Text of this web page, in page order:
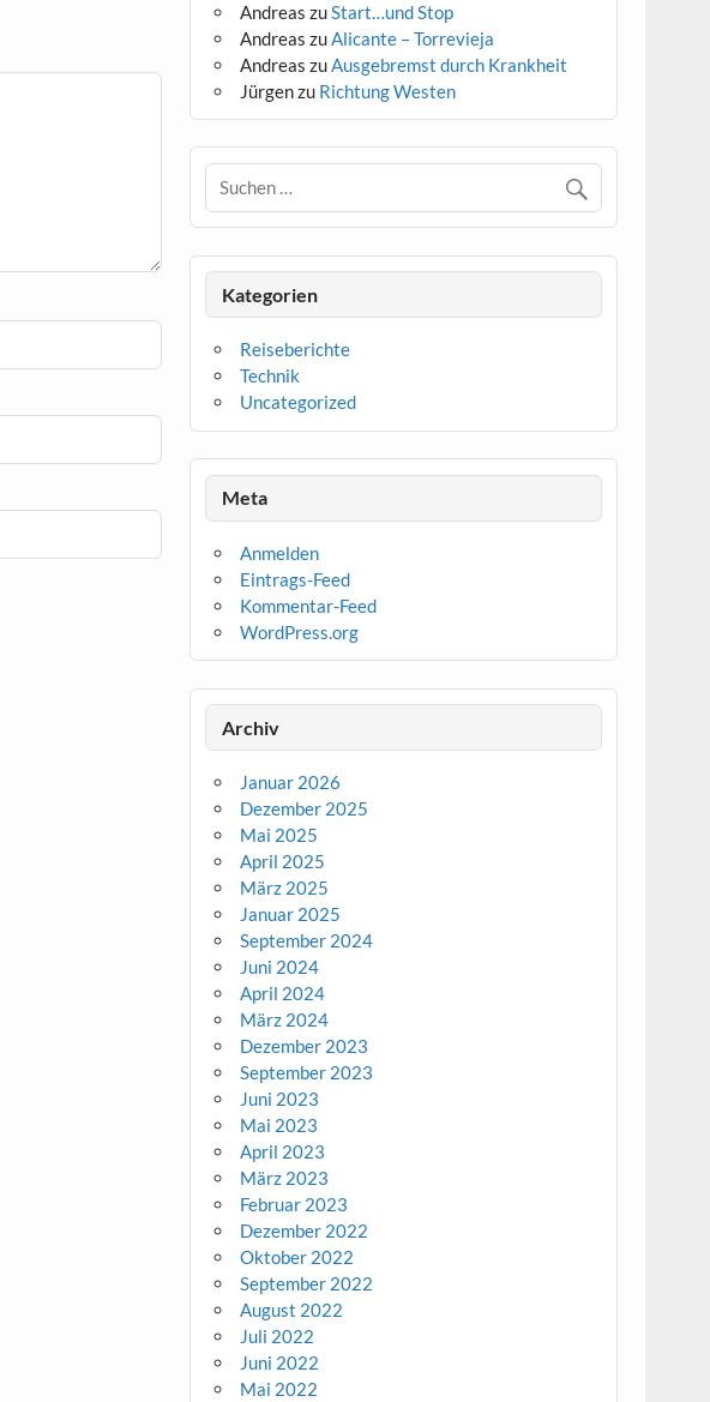
Andreas zu Start…und Stop
Andreas zu Alicante – Torrevieja
Andreas zu Ausgebremst durch Krankheit
Jürgenzu Richtung Westen
Kategorien
Reiseberichte
Technik
Uncategorized
Meta
Anmelden
Eintrags-Feed
Kommentar-Feed
WordPress.org
Archiv
Januar 2026
Dezember 2025
Mai 2025
April 2025
März 2025
Januar 2025
September 2024
Juni 2024
April 2024
März 2024
Dezember 2023
September 2023
Juni 2023
Mai 2023
April 2023
März 2023
Februar 2023
Dezember 2022
Oktober 2022
September 2022
August 2022
Juli 2022
Juni 2022
Mai 2022